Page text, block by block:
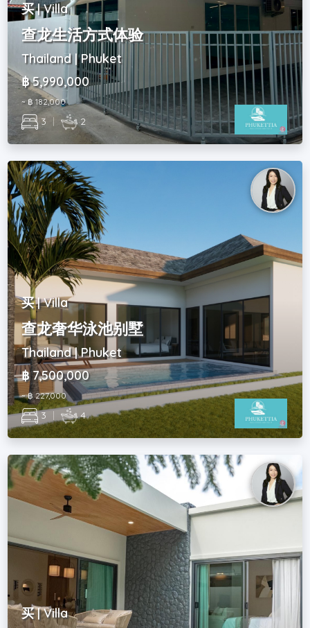
买 | Villa
查龙生活方式体验
Thailand | Phuket
฿ 5,990,000
~ ฿ 182,000
3 | 2
买 | Villa
查龙奢华泳池别墅
Thailand | Phuket
฿ 7,500,000
~ ฿ 227,000
3 | 4
买 | Villa